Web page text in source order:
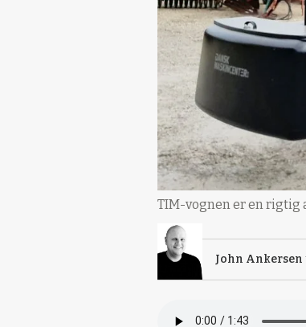
TIM-vognen er en
John Ankersen